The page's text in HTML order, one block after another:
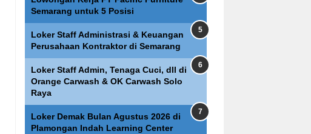
Semarang untuk 5 Posisi
Loker Staff Administrasi & Keuangan
Perusahaan Kontraktor di Semarang
Loker Staff Admin, Tenaga Cuci, dll di
Orange Carwash & OK Carwash Solo
Raya
Loker Demak Bulan Agustus 2026 di
Plamongan Indah Learning Center